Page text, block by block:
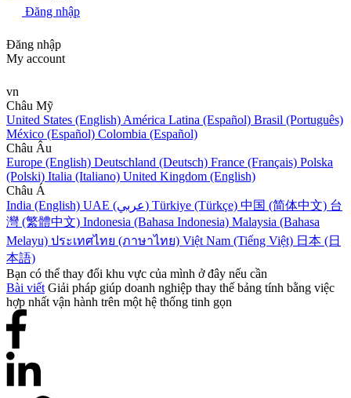
Đăng nhập
Đăng nhập
My account
vn
Châu Mỹ
United States (English) América Latina (Español) Brasil (Português)
México (Español) Colombia (Español)
Châu Âu
Europe (English) Deutschland (Deutsch) France (Français) Polska
(Polski) Italia (Italiano) United Kingdom (English)
Châu Á
India (English)
UAE (عربي) Türkiye (Türkçe) 中国 (简体中文) 台
灣 (繁體中文) Indonesia (Bahasa Indonesia) Malaysia (Bahasa
Melayu) ประเทศไทย (ภาษาไทย) Việt Nam (Tiếng Việt) 日本 (日
本語)
Bạn có thể thay đổi khu vực của mình ở đây nếu cần
Bài viết Giải pháp giúp doanh nghiệp thay thế bảng tính bằng việc
hợp nhất vận hành trên một hệ thống tinh gọn